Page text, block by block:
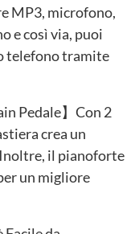
MP3, microfono,
e così via, puoi
telefono tramite
Pedale】Con 2
crea un
il pianoforte
un migliore